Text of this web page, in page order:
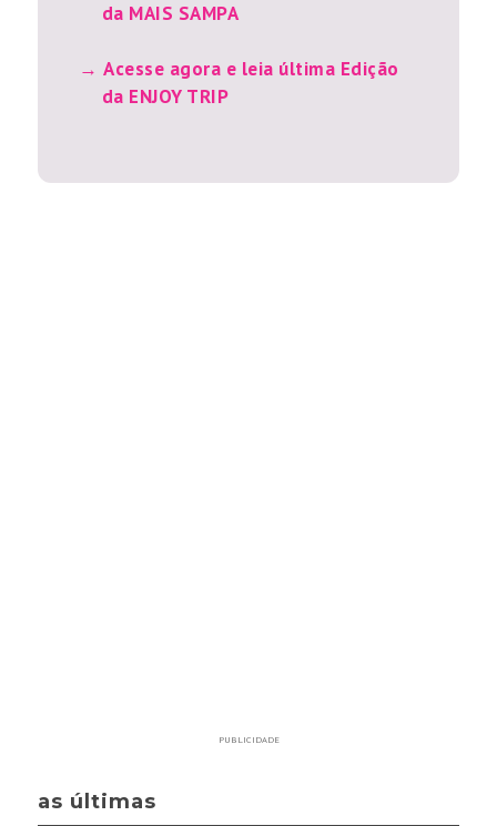
da MAIS SAMPA
Acesse agora e leia última Edição
da ENJOY TRIP
PUBLICIDADE
as últimas